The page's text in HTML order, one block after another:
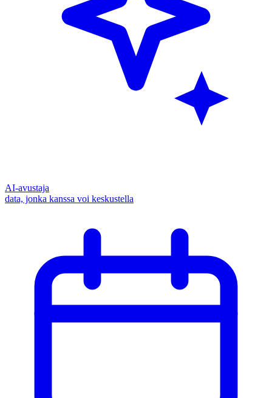
AI-avustaja
data, jonka kanssa voi keskustella